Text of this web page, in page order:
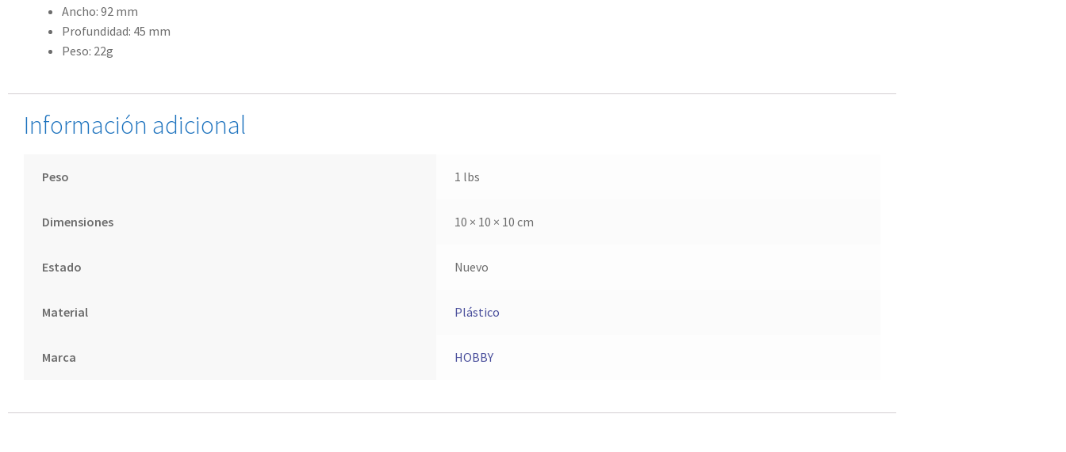
Ancho: 92 mm
Profundidad: 45 mm
Peso: 22g
Información adicional
Peso 1 lbs
Dimensiones 10 × 10 × 10 cm
Estado Nuevo
Material Plástico
Marca HOBBY